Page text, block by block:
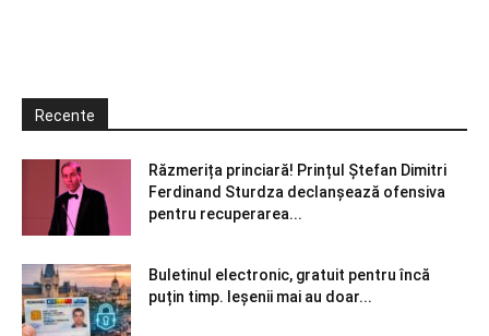
Recente
Răzmerița princiară! Prințul Ștefan Dimitri
Ferdinand Sturdza declanșează ofensiva
pentru recuperarea...
Buletinul electronic, gratuit pentru încă
puțin timp. Ieșenii mai au doar...